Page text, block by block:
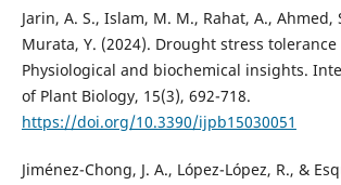
Jarin, A. S., Islam, M. M., Rahat, A., Ahmed,
Murata, Y. (2024). Drought stress
Physiological and biochemical insights.
of Plant Biology, 15(3), 692-718.
https://doi.org/10.3390/ijpb15030051
Jiménez-Chong, J. A., López-López, R., &